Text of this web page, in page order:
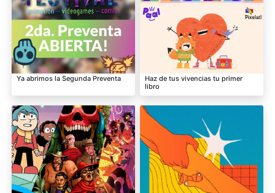
Ya abrimos la Segunda Preventa
Haz de tus vivencias tu primer
libro